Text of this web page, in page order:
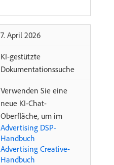
​7. April 2026
KI-gestützte
Dokumentationssuche
Verwenden Sie eine
neue KI-Chat-
Oberfläche, um im
Advertising DSP-
Handbuch
Advertising Creative-
Handbuch